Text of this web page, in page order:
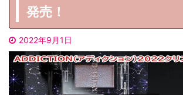
発売！
2022年9月1日